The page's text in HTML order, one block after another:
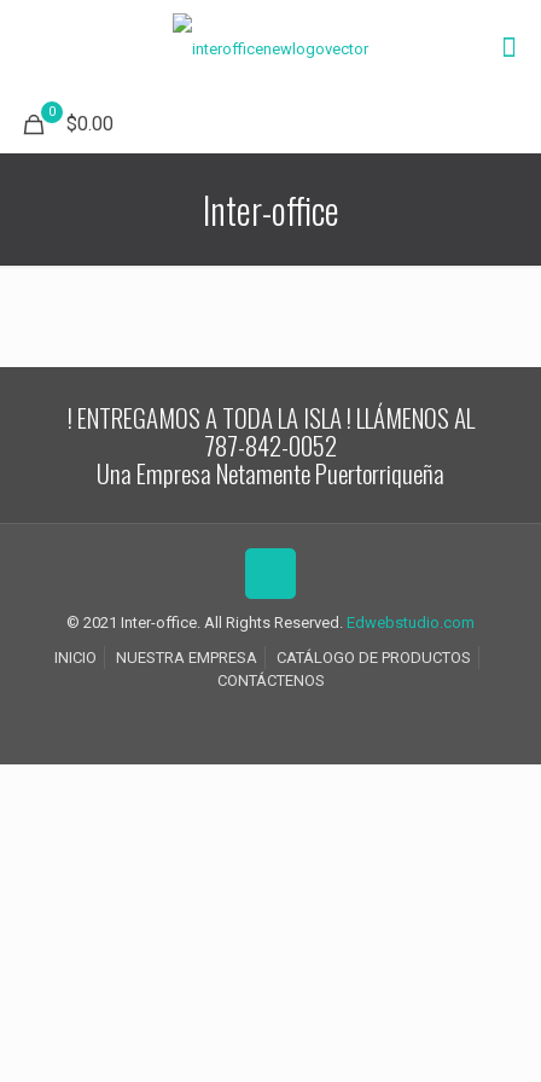
0
$0.00
Inter-office
! ENTREGAMOS A TODA LA ISLA ! LLÁMENOS AL
787-842-0052
Una Empresa Netamente Puertorriqueña
© 2021 Inter-office. All Rights Reserved. Edwebstudio.com
INICIO
NUESTRA EMPRESA
CATÁLOGO DE PRODUCTOS
CONTÁCTENOS